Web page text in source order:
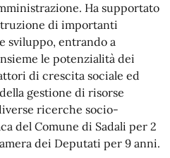
Ha supportato
di importanti
sviluppo, entrando a
le potenzialità dei
di crescita sociale ed
gestione di risorse
ricerche socio-
del Comune di Sadali per 2
dei Deputati per 9 anni.